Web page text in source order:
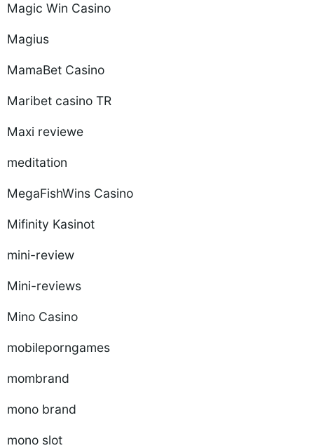
Magic Win Casino
Magius
MamaBet Casino
Maribet casino TR
Maxi reviewe
meditation
MegaFishWins Casino
Mifinity Kasinot
mini-review
Mini-reviews
Mino Casino
mobileporngames
mombrand
mono brand
mono slot